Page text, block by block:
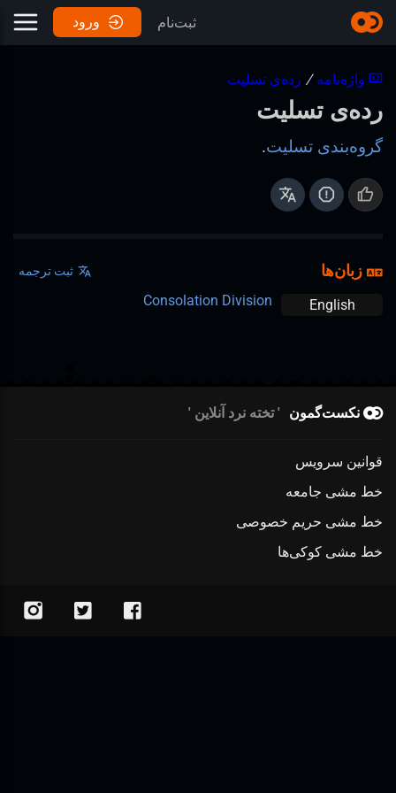
ثبت‌نام ورود
واژه‌نامه / رده‌ی تسلیت
رده‌ی تسلیت
گروه‌بندی تسلیت.
زبان‌ها ثبت ترجمه
English
Consolation Division
نکست‌گمون تخته نرد آنلاین
قوانین سرویس
خط مشی جامعه
خط مشی حریم خصوصی
خط مشی کوکی‌ها